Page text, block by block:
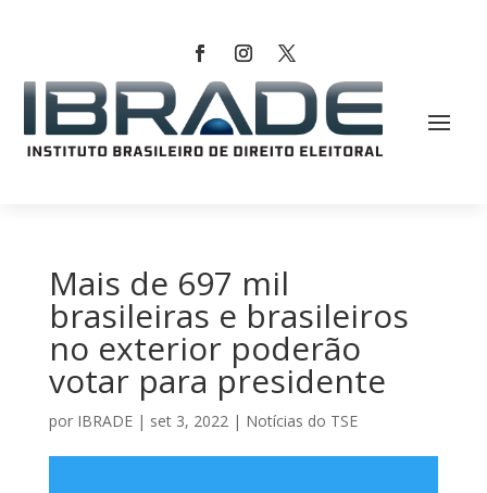
Mais de 697 mil
brasileiras e brasileiros
no exterior poderão
votar para presidente
por IBRADE| set 3, 2022| Notícias do TSE